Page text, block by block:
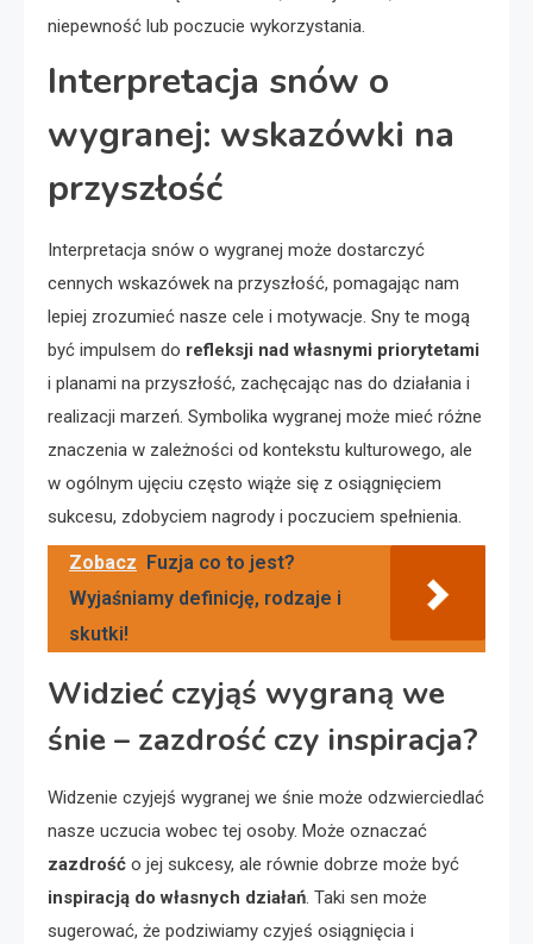
niepewność lub poczucie wykorzystania.
Interpretacja snów o
wygranej: wskazówki na
przyszłość
Interpretacja snów o wygranej może dostarczyć
cennych wskazówek na przyszłość, pomagając nam
lepiej zrozumieć nasze cele i motywacje. Sny te mogą
być impulsem do refleksji nad własnymi priorytetami
i planami na przyszłość, zachęcając nas do działania i
realizacji marzeń. Symbolika wygranej może mieć różne
znaczenia w zależności od kontekstu kulturowego, ale
w ogólnym ujęciu często wiąże się z osiągnięciem
sukcesu, zdobyciem nagrody i poczuciem spełnienia.
Zobacz
Fuzja co to jest?
Wyjaśniamy definicję, rodzaje i
skutki!
Widzieć czyjąś wygraną we
śnie – zazdrość czy inspiracja?
Widzenie czyjejś wygranej we śnie może odzwierciedlać
nasze uczucia wobec tej osoby. Może oznaczać
zazdrość o jej sukcesy, ale równie dobrze może być
inspiracją do własnych działań. Taki sen może
sugerować, że podziwiamy czyjeś osiągnięcia i